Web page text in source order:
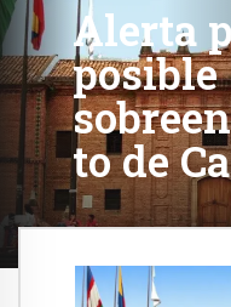
Alerta
posible
to de